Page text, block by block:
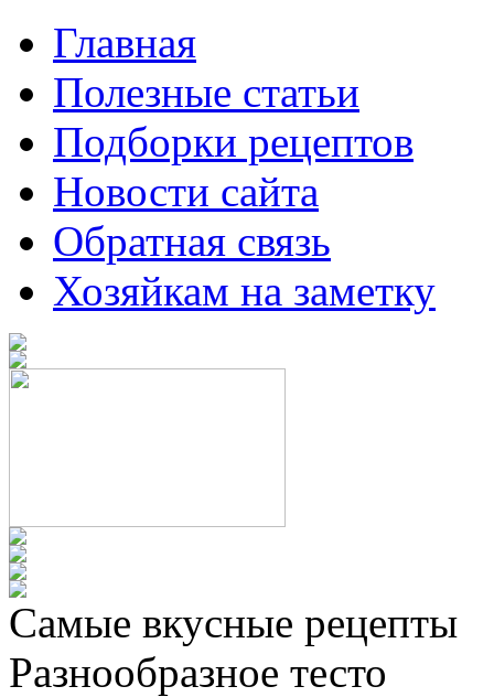
Главная
Полезные статьи
Подборки рецептов
Новости сайта
Обратная связь
Хозяйкам на заметку
Самые вкусные рецепты
Разнообразное тесто